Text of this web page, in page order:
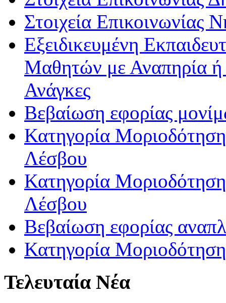
Στοιχεία Επικοινωνίας
Εξειδικευμένη
Μαθητών με Αναπηρία ή /
Ανάγκες
Βεβαίωση εφορίας
Κατηγορία
Λέσβου
Κατηγορία
Λέσβου
Βεβαίωση εφορίας
Κατηγορία
Τελευταία Νέα